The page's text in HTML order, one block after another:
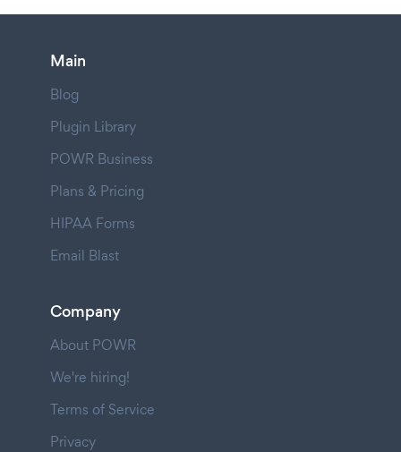
Main
Blog
Plugin Library
POWR Business
Plans & Pricing
HIPAA Forms
Email Blast
Company
About POWR
We're hiring!
Terms of Service
Privacy